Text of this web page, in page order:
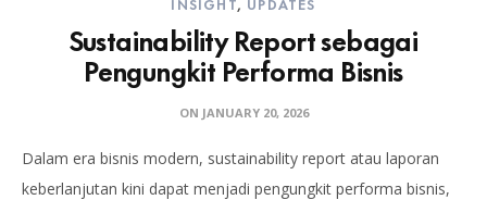
Sustainability Report sebagai
Pengungkit Performa Bisnis
ON JANUARY 20, 2026
Dalam era bisnis modern, sustainability report atau laporan
keberlanjutan kini dapat menjadi pengungkit performa bisnis,